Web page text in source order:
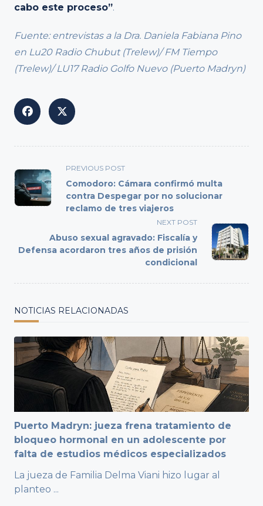
cabo este proceso”.
Fuente: entrevistas a la Dra. Daniela Fabiana Pino
en Lu20 Radio Chubut (Trelew)/ FM Tiempo
(Trelew)/ LU17 Radio Golfo Nuevo (Puerto Madryn)
<span
class="nav-
subtitle
screen-
text">Page</span>
PREVIOUS POST
Comodoro: Cámara confirmó multa
contra Despegar por no solucionar
reclamo de tres viajeros
NEXT POST
Abuso sexual agravado: Fiscalía y
Defensa acordaron tres años de prisión
condicional
NOTICIAS RELACIONADAS
Puerto Madryn: jueza frena tratamiento de
bloqueo hormonal en un adolescente por
falta de estudios médicos especializados
La jueza de Familia Delma Viani hizo lugar al
planteo ...